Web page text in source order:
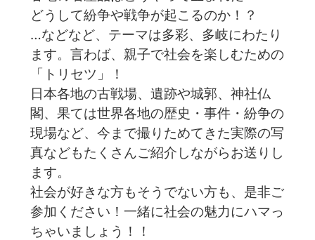
どうして紛争や戦争が起こるのか！？
…などなど、テーマは多彩、多岐にわたり
ます。言わば、親子で社会を楽しむための
「トリセツ」！
日本各地の古戦場、遺跡や城郭、神社仏
閣、果ては世界各地の歴史・事件・紛争の
現場など、今まで撮りためてきた実際の写
真などもたくさんご紹介しながらお送りし
ます。
社会が好きな方もそうでない方も、是非ご
参加ください！一緒に社会の魅力にハマっ
ちゃいましょう！！